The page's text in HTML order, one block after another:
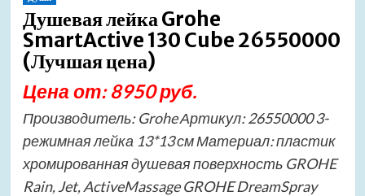
Душевая лейка Grohe
SmartActive 130 Cube 26550000
(Лучшая цена)
Цена от: 8950 руб.
Производитель: Grohe Артикул: 26550000 3-
режимная лейка 13*13 см Материал: пластик
хромированная душевая поверхность GROHE
Rain, Jet, ActiveMassage GROHE DreamSpray